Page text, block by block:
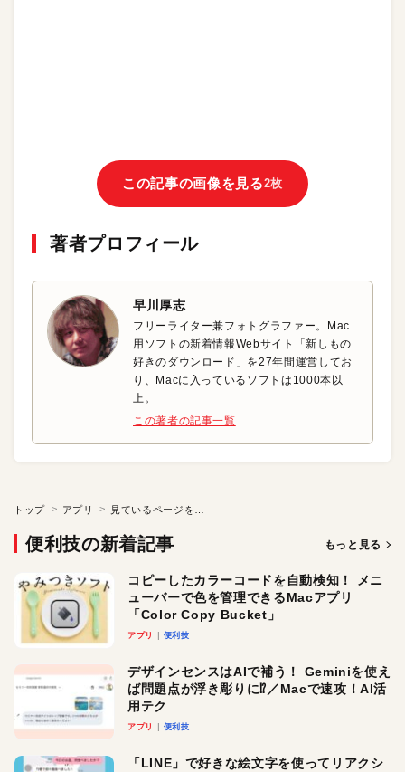
この記事の画像を見る2枚
著者プロフィール
早川厚志
フリーライター兼フォトグラファー。Mac
用ソフトの新着情報Webサイト「新しもの
好きのダウンロード」を27年間運営してお
り、Macに入っているソフトは1000本以
上。
この著者の記事一覧
トップ アプリ 見ているページを別のブラウザで開く
便利技の新着記事 もっと見る
コピーしたカラーコードを自動検知！ メニ
ューバーで色を管理できるMacアプリ
「Color Copy Bucket」
アプリ 便利技
デザインセンスはAIで補う！ Geminiを使え
ば問題点が浮き彫りに⁉︎／Macで速攻！AI活
用テク
アプリ 便利技
「LINE」で好きな絵文字を使ってリアクシ